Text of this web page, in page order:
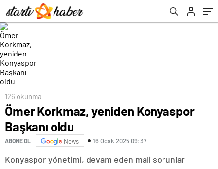
126 okunma
Ömer Korkmaz, yeniden Konyaspor
Başkanı oldu
ABONE OL News 16 Ocak 2025 09:37
Konyaspor yönetimi, devam eden mali sorunlar